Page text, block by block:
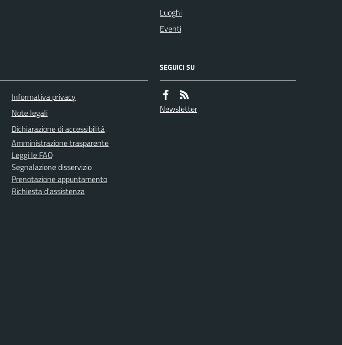
Luoghi
Eventi
Informativa privacy
Note legali
Dichiarazione di accessibilità
Amministrazione trasparente
Leggi le FAQ
Segnalazione disservizio
Prenotazione appuntamento
Richiesta d'assistenza
SEGUICI SU
Newsletter